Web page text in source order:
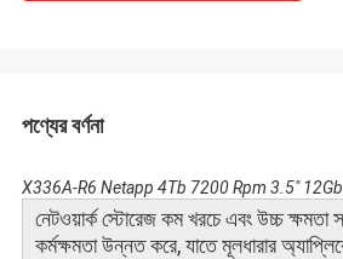
পণ্যের বর্ণনা
X336A-R6 Netapp 4Tb 7200 Rpm 3.5" 12Gb
নেটওয়ার্ক স্টোরেজ কম খরচে এবং উচ্চ ক্ষমতা
কর্মক্ষমতা উন্নত করে, যাতে মূলধারার